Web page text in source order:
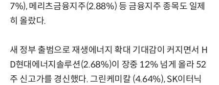
7%), 메리츠금융지주(2.88%) 등 금융지주 종목도 일제
히 올랐다.
새 정부 출범으로 재생에너지 확대 기대감이 커지면서 H
D현대에너지솔루션(2.68%)이 장중 12% 넘게 올라 52
주 신고가를 경신했다. 그린케미칼 (4.64%), SK이터닉